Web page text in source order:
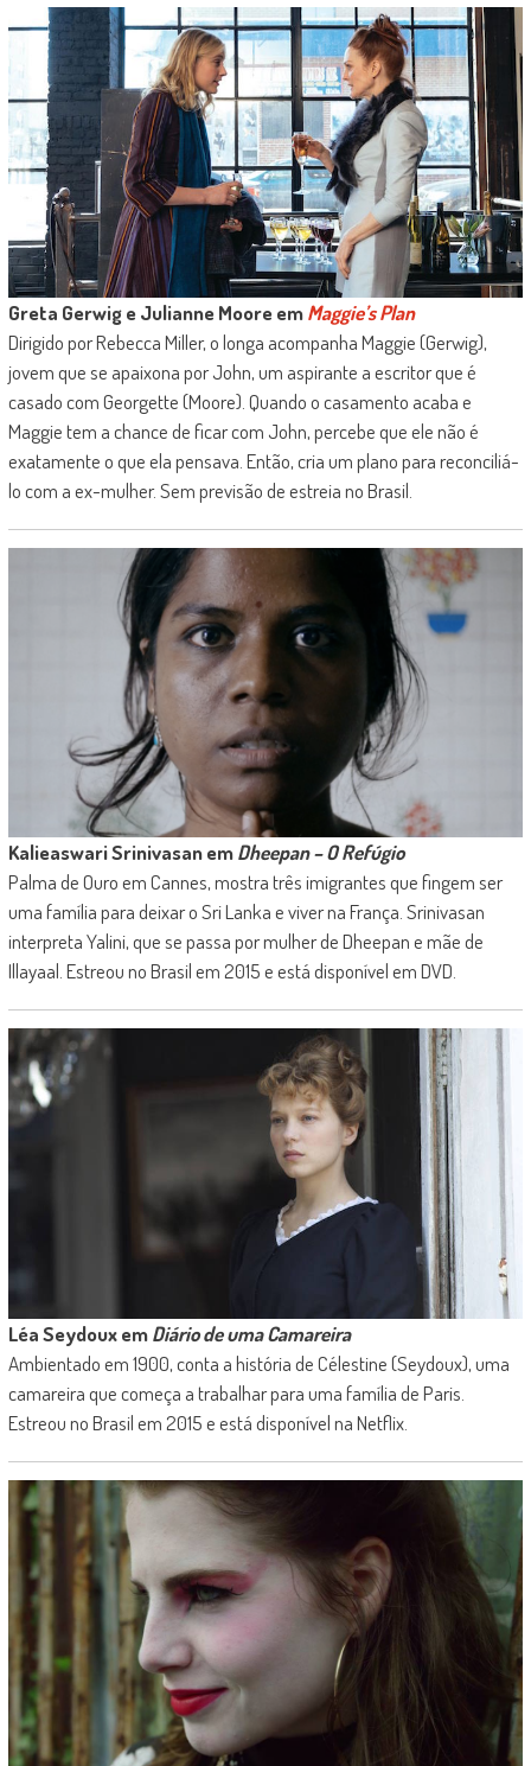
Greta Gerwig e Julianne Moore emMaggie’s Plan
Dirigido por Rebecca Miller, o longa acompanha Maggie (Gerwig),
jovem quese apaixona por John, um aspirante a escritor que é
casado com Georgette (Moore). Quando o casamento acaba e
Maggie tem a chance de ficar com John, percebe que ele não é
exatamente o que ela pensava. Então, cria um plano para reconciliá-
lo com a ex-mulher. Sem previsão de estreia no Brasil.
Kalieaswari Srinivasan emDheepan – O Refúgio
Palma de Ouro em Cannes, mostra três imigrantes que fingem ser
uma família para deixar o Sri Lanka e viver na França. Srinivasan
interpreta Yalini, que se passa por mulher de Dheepan e mãe de
Illayaal. Estreou no Brasil em 2015 e está disponível em DVD.
Léa Seydoux emDiário de uma Camareira
Ambientado em 1900, conta a história de Célestine (Seydoux), uma
camareira que começa a trabalhar para uma família de Paris.
Estreou no Brasil em 2015 e está disponível na Netflix.